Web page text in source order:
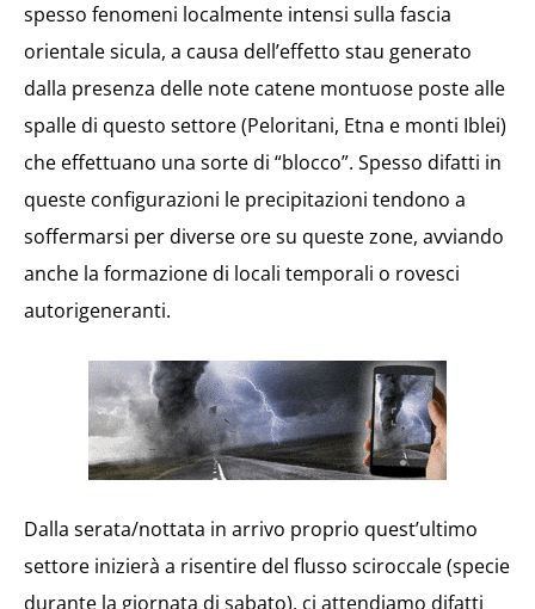
spesso fenomeni localmente intensi sulla fascia
orientale sicula, a causa dell’effetto stau generato
dalla presenza delle note catene montuose poste alle
spalle di questo settore (Peloritani, Etna e monti Iblei)
che effettuano una sorte di “blocco”. Spesso difatti in
queste configurazioni le precipitazioni tendono a
soffermarsi per diverse ore su queste zone, avviando
anche la formazione di locali temporali o rovesci
autorigeneranti.
Dalla serata/nottata in arrivo proprio quest’ultimo
settore inizierà a risentire del flusso sciroccale (specie
durante la giornata di sabato), ci attendiamo difatti